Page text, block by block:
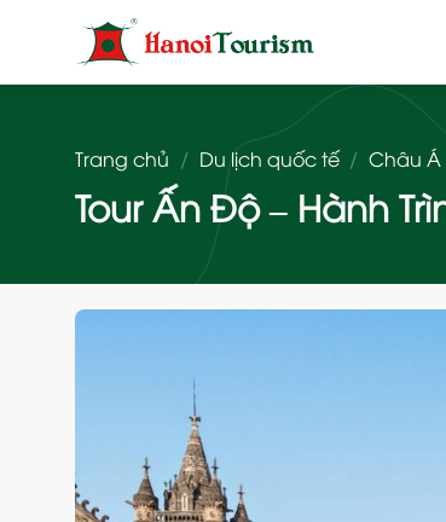
dung
Trang chủ / Du lịch quốc tế / Châu Á
Tour Ấn Độ – Hành